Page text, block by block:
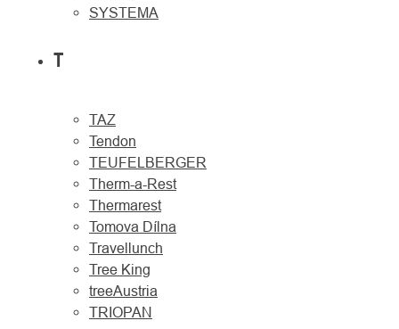
SYSTEMA
T
TAZ
Tendon
TEUFELBERGER
Therm-a-Rest
Thermarest
Tomova Dílna
Travellunch
Tree King
treeAustria
TRIOPAN